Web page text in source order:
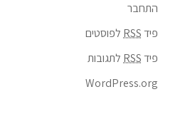
התחבר
פידRSS לפוסטים
פידRSS לתגובות
WordPress.org